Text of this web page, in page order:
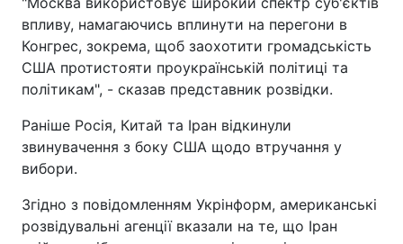
впливу, намагаючись вплинути на перегони в
Конгрес, зокрема, щоб заохотити громадськість
США протистояти проукраїнській політиці та
політикам", - сказав представник розвідки.
Раніше Росія, Китай та Іран відкинули
звинувачення з боку США щодо втручання у
вибори.
Згідно з повідомленням Укрінформ, американські
розвідувальні агенції вказали на те, що Іран